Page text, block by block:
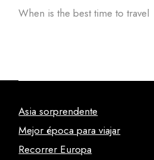
When is the best time to travel
Asia sorprendente
Mejor época para viajar
Recorrer Europa